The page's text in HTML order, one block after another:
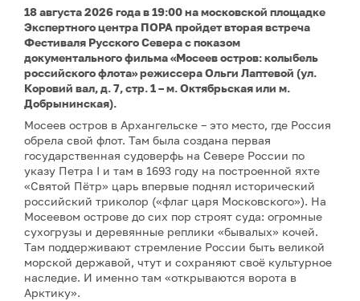
18 августа 2026 года в 19:00 на московской площадке
Экспертного центра ПОРА пройдет вторая встреча
Фестиваля Русского Севера с показом
документального фильма «Мосеев остров: колыбель
российского флота» режиссера Ольги Лаптевой (ул.
Коровий вал, д. 7, стр. 1 – м. Октябрьская или м.
Добрынинская).
Мосеев остров в Архангельске – это место, где Россия
обрела свой флот. Там была создана первая
государственная судоверфь на Севере России по
указу Петра I и там в 1693 году на построенной яхте
«Святой Пётр» царь впервые поднял исторический
российский триколор («флаг царя Московского»). На
Мосеевом острове до сих пор строят суда: огромные
сухогрузы и деревянные реплики «бывалых» кочей.
Там поддерживают стремление России быть великой
морской державой, чтут и сохраняют своё культурное
наследие. И именно там «открываются ворота в
Арктику».